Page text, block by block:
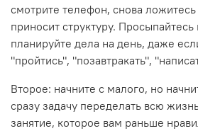
смотрите телефон, снова
приносит структуру.
планируйте дела на день, даже
"пройтись", "позавтракать",
Второе: начните с малого, но
сразу задачу переделать всю
занятие, которое вам раньше